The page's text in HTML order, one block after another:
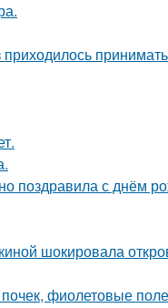
поздравила с днём
шокировала
фиолетовые